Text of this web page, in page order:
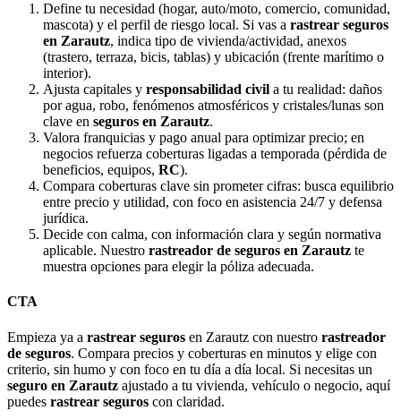
Define tu necesidad (hogar, auto/moto, comercio, comunidad,
mascota) y el perfil de riesgo local. Si vas a rastrear seguros
en Zarautz, indica tipo de vivienda/actividad, anexos
(trastero, terraza, bicis, tablas) y ubicación (frente marítimo o
interior).
Ajusta capitales y responsabilidad civil a tu realidad: daños
por agua, robo, fenómenos atmosféricos y cristales/lunas son
clave en seguros en Zarautz.
Valora franquicias y pago anual para optimizar precio; en
negocios refuerza coberturas ligadas a temporada (pérdida de
beneficios, equipos, RC).
Compara coberturas clave sin prometer cifras: busca equilibrio
entre precio y utilidad, con foco en asistencia 24/7 y defensa
jurídica.
Decide con calma, con información clara y según normativa
aplicable. Nuestro rastreador de seguros en Zarautz te
muestra opciones para elegir la póliza adecuada.
CTA
Empieza ya a rastrear seguros en Zarautz con nuestro rastreador
de seguros. Compara precios y coberturas en minutos y elige con
criterio, sin humo y con foco en tu día a día local. Si necesitas un
seguro en Zarautz ajustado a tu vivienda, vehículo o negocio, aquí
puedes rastrear seguros con claridad.